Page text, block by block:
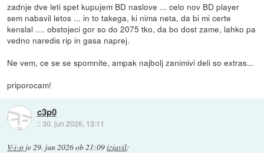
zadnje dve leti spet kupujem BD naslove ... celo nov BD player
sem nabavil letos ... in to takega, ki nima neta, da bi mi certe
kenslal .... obstojeci gor so do 2075 tko, da bo dost zame, lahko pa
vedno naredis rip in gasa naprej.
Ne vem, ce se se spomnite, ampak najbolj zanimivi deli so extras...
priporocam!
c3p0
::30. jun 2026, 13:11
V-i-p je 29. jun 2026 ob 21:09izjavil: